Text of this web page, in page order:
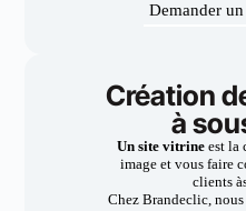
Demander
Création
à
Un site vitrineest la
image et vous faire
clients
Chez Brandeclic, nous